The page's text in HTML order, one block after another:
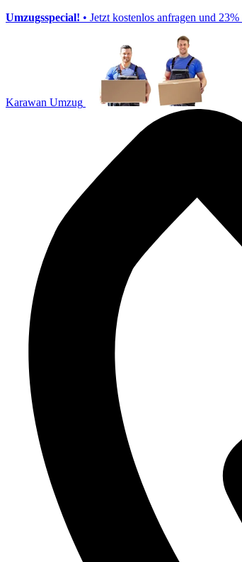
Umzugsspecial! • Jetzt kostenlos anfragen und
Karawan Umzug